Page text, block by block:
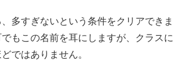
多すぎないという条件をクリアできま
もこの名前を耳にしますが、クラスに
ではありません。